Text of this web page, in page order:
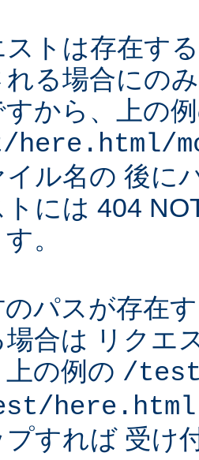
ストは存在す
れる場合にの
から、上の
ル名の 後に
トには 404
。
パスが存在
場合は リクエ
上の例の /
here.html
プすれば 受け